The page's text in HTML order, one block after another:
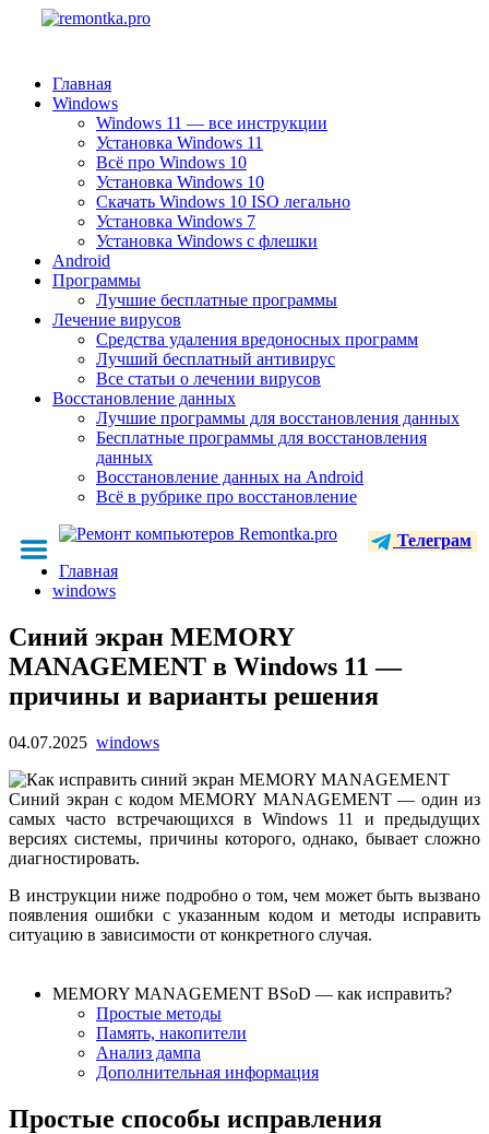
Главная
Windows
Windows 11 — все инструкции
Установка Windows 11
Всё про Windows 10
Установка Windows 10
Скачать Windows 10 ISO легально
Установка Windows 7
Установка Windows с флешки
Android
Программы
Лучшие бесплатные программы
Лечение вирусов
Средства удаления вредоносных программ
Лучший бесплатный антивирус
Все статьи о лечении вирусов
Восстановление данных
Лучшие программы для восстановления данных
Бесплатные программы для восстановления
данных
Восстановление данных на Android
Всё в рубрике про восстановление
Телеграм
Главная
windows
Синий экран MEMORY
MANAGEMENT в Windows 11 —
причины и варианты решения
04.07.2025 windows
Синий экран с кодом MEMORY MANAGEMENT — один из
самых часто встречающихся в Windows 11 и предыдущих
версиях системы, причины которого, однако, бывает сложно
диагностировать.
В инструкции ниже подробно о том, чем может быть вызвано
появления ошибки с указанным кодом и методы исправить
ситуацию в зависимости от конкретного случая.
MEMORY MANAGEMENT BSoD — как исправить?
Простые методы
Память, накопители
Анализ дампа
Дополнительная информация
Простые способы исправления